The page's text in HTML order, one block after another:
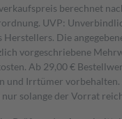
berechnet
UVP:
Herstellers. Die
vorgeschriebene
Ab 29,00 €
und Irrtümer
solange der Vorrat